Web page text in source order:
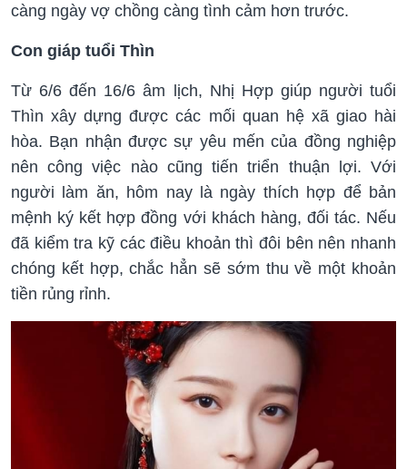
càng ngày vợ chồng càng tình cảm hơn trước.
Con giáp tuổi Thìn
Từ 6/6 đến 16/6 âm lịch, Nhị Hợp giúp người tuổi
Thìn xây dựng được các mối quan hệ xã giao hài
hòa. Bạn nhận được sự yêu mến của đồng nghiệp
nên công việc nào cũng tiến triển thuận lợi. Với
người làm ăn, hôm nay là ngày thích hợp để bản
mệnh ký kết hợp đồng với khách hàng, đối tác. Nếu
đã kiểm tra kỹ các điều khoản thì đôi bên nên nhanh
chóng kết hợp, chắc hẳn sẽ sớm thu về một khoản
tiền rủng rỉnh.